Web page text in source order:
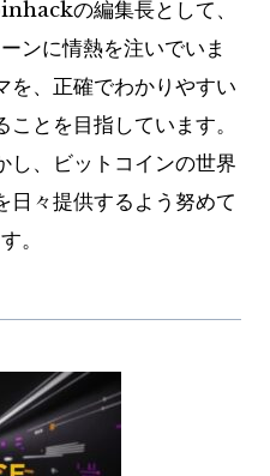
の編集長として、
ンに情熱を注いでいま
を、正確でわかりやすい
とを目指しています。
し、ビットコインの世界
日々提供するよう努めて
。